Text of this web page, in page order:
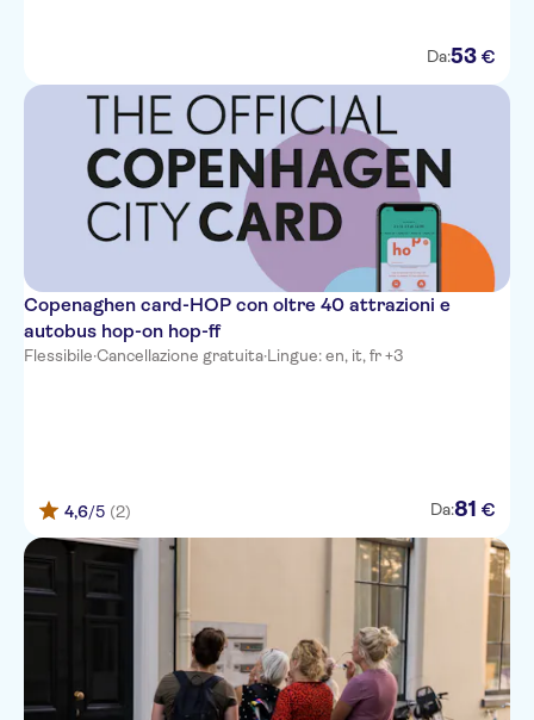
Da:53 €
Copenaghen card-HOP con oltre 40 attrazioni e
autobus hop-on hop-ff
Flessibile·Cancellazione gratuita·Lingue: en, it, fr +3
4,6/5 (2) Da:81 €